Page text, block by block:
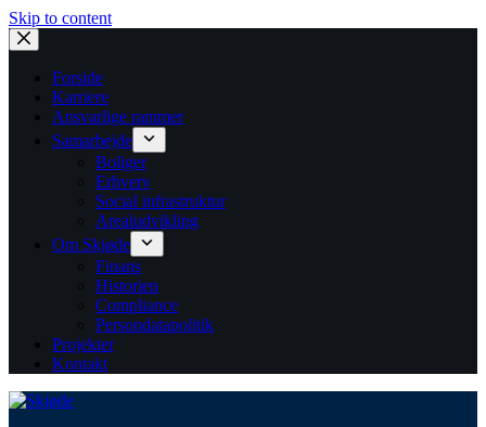
Skip to content
Forside
Karriere
Ansvarlige rammer
Samarbejde
Boliger
Erhverv
Social infrastruktur
Arealudvikling
Om Skjøde
Finans
Historien
Compliance
Persondatapolitik
Projekter
Kontakt